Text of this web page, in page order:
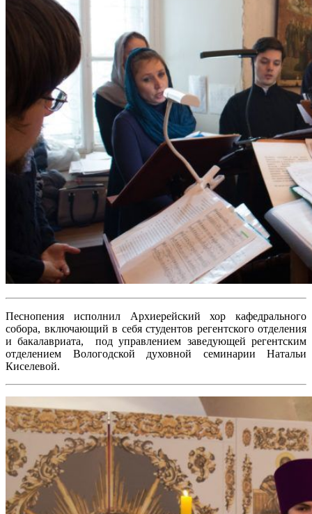
Песнопения исполнил Архиерейский хор кафедрального
собора, включающий в себя студентов регентского отделения
и бакалавриата, под управлением заведующей регентским
отделением Вологодской духовной семинарии Натальи
Киселевой.